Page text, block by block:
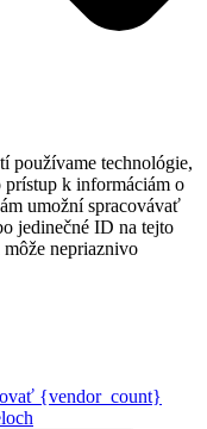
používame technológie,
prístup k informáciám o
umožní spracovávať
jedinečné ID na tejto
môže nepriaznivo
{vendor_count}